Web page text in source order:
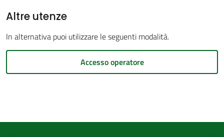
Menu selezionato
Tutti
su
Altre utenze
In alternativa puoi utilizzare le seguenti modalità.
Accesso operatore